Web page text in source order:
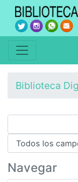
Biblioteca
Navegar